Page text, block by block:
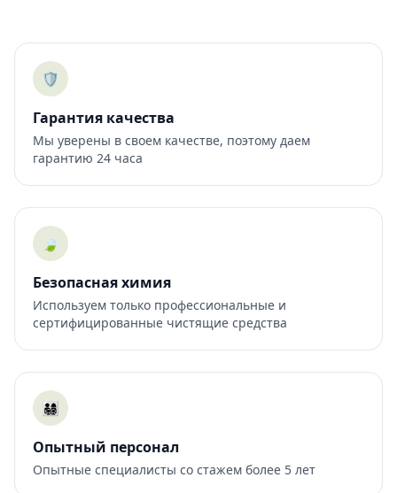
🛡️
Гарантия качества
Мы уверены в своем качестве, поэтому даем
гарантию 24 часа
🍃
Безопасная химия
Используем только профессиональные и
сертифицированные чистящие средства
👨‍👩‍👧‍👦
Опытный персонал
Опытные специалисты со стажем более 5 лет